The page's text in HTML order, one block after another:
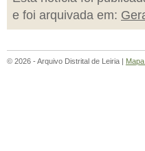
e foi arquivada em:
© 2026 - Arquivo Distrital de Leiria |